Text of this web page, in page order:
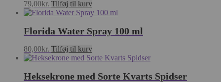
79,00kr. Tilføj til kurv
Florida Water Spray 100 ml
80,00kr. Tilføj til kurv
Heksekrone med Sorte Kvarts Spidser